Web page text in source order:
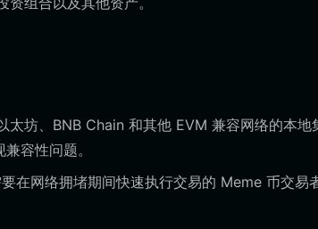
坊、BNB Chain 和其他 EVM 兼容网络的本地
容性问题。
在网络拥堵期间快速执行交易的 Meme 币交易